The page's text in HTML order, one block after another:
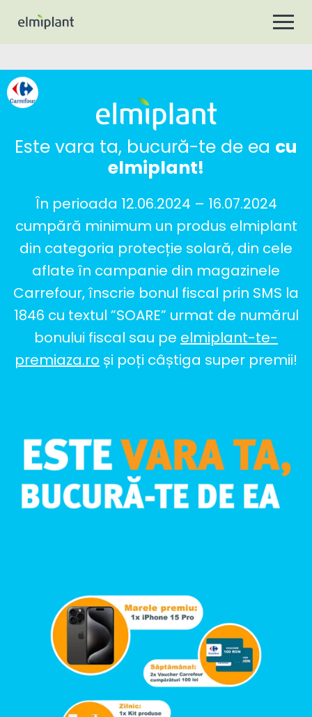
Este vara ta, bucură-te de ea cu
elmiplant!
În perioada 12.06.2024 – 16.07.2024
cumpără minimum un produs elmiplant
din categoria protecție solară, din cele
aflate în campanie din magazinele
Carrefour, înscrie bonul fiscal prin SMS la
1846 cu textul ”SOARE” urmat de numărul
bonului fiscal sau pe elmiplant-te-
premiaza.ro și poți câștiga super premii!